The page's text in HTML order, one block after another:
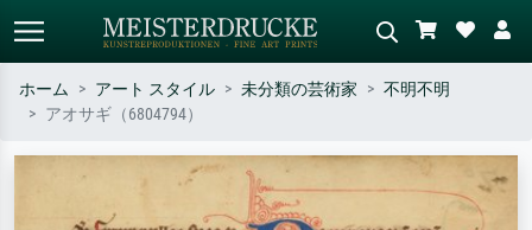
作家名・作品名・スタイルで検索
斎の波、ヌード。
シーンを説明してください – 例：
緑の草原、赤の多い抽象画、暗い
油絵、木のそばの立ち姿のヌー
ホーム アート スタイル 未分類の芸術家
不明不明
アオサギ（6804794）